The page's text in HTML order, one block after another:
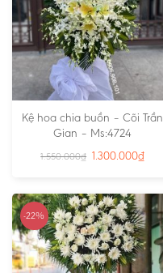
Kệ hoa chia buồn – Cõi Trần
Gian – Ms:4724
1.550.000₫ 1.300.000₫
-22%